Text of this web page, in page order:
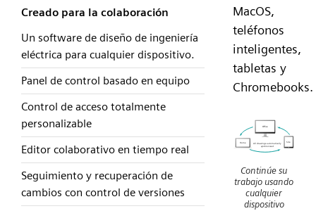
Creado para la colaboración
Un software de diseño de ingeniería
eléctrica para cualquier dispositivo.
Panel de control basado en equipo
Control de acceso totalmente
personalizable
Editor colaborativo en tiempo real
Seguimiento y recuperación de
cambios con control de versiones
MacOS,
teléfonos
inteligentes,
tabletas y
Chromebooks.
Continúe su
trabajo usando
cualquier
dispositivo